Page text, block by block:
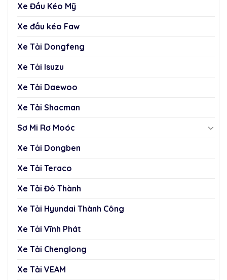
Xe Đầu Kéo Mỹ
Xe đầu kéo Faw
Xe Tải Dongfeng
Xe Tải Isuzu
Xe Tải Daewoo
Xe Tải Shacman
Sơ Mi Rơ Moóc
Xe Tải Dongben
Xe Tải Teraco
Xe Tải Đô Thành
Xe Tải Hyundai Thành Công
Xe Tải Vĩnh Phát
Xe Tải Chenglong
Xe Tải VEAM